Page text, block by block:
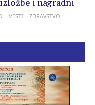
i nagradni
VESTI ZDRAVSTVO